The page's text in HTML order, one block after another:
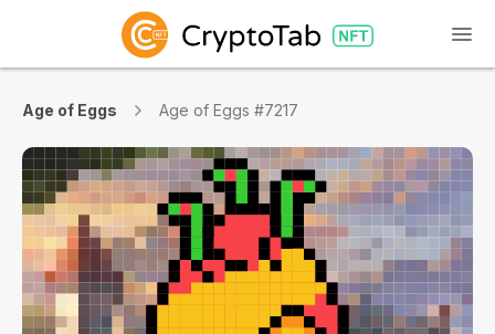
Age of Eggs Age of Eggs #7217